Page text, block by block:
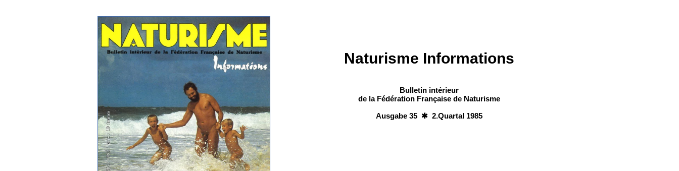
Naturisme Informations
Bulletin intérieur
de la Fédération Française de Naturisme
Ausgabe 35 ✱ 2.Quartal 1985